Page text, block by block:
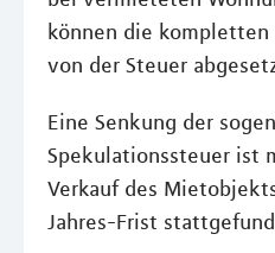
können die
von der Steuer
Eine Senkung der
Spekulationssteuer ist
Verkauf des
Jahres-Frist